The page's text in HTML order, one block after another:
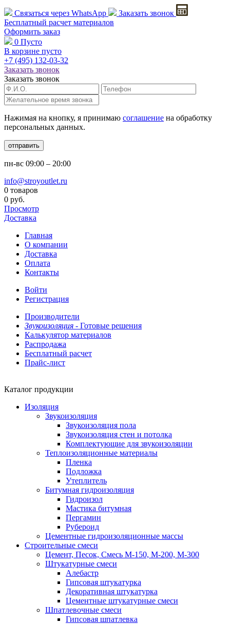
Связаться через WhatsApp
Заказать звонок
Бесплатный расчет материалов
Оформить заказ
0 Пусто
В корзине пусто
+7 (495) 132-03-32
Заказать звонок
Заказать звонок
Нажимая на кнопку, я принимаю соглашение на обработку
персональных данных.
отправить
пн-вс 09:00 – 20:00
info@stroyoutlet.ru
0 товаров
0 руб.
Просмотр
Доставка
Главная
О компании
Доставка
Оплата
Контакты
Войти
Регистрация
Производители
Звукоизоляция - Готовые решения
Калькулятор материалов
Распродажа
Бесплатный расчет
Прайс-лист
Каталог продукции
Изоляция
Звукоизоляция
Звукоизоляция пола
Звукоизоляция стен и потолка
Комплектующие для звукоизоляции
Теплоизоляционные материалы
Пленка
Подложка
Утеплитель
Битумная гидроизоляция
Гидроизол
Мастика битумная
Пергамин
Рубероид
Цементные гидроизоляционные массы
Строительные смеси
Цемент, Песок, Смесь М-150, М-200, М-300
Штукатурные смеси
Алебастр
Гипсовая штукатурка
Декоративная штукатурка
Цементные штукатурные смеси
Шпатлевочные смеси
Гипсовая шпатлевка